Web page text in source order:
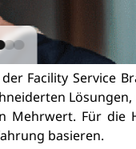
Facility Service
Für die
basieren.